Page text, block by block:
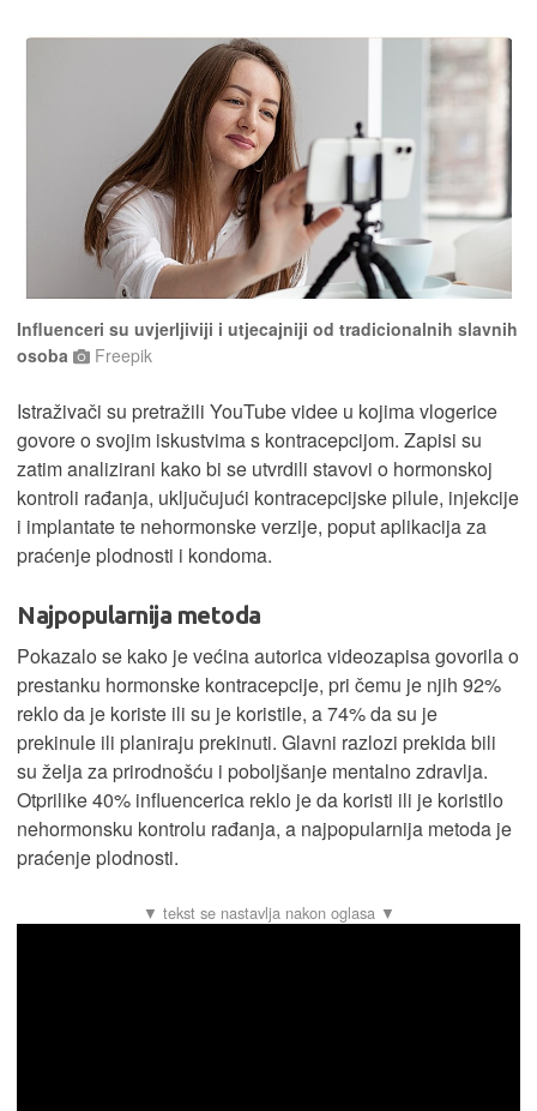
Influenceri su uvjerljiviji i utjecajniji od tradicionalnih slavnih
osoba
Freepik
Istraživači su pretražili YouTube videe u kojima vlogerice
govore o svojim iskustvima s kontracepcijom. Zapisi su
zatim analizirani kako bi se utvrdili stavovi o hormonskoj
kontroli rađanja, uključujući kontracepcijske pilule, injekcije
i implantate te nehormonske verzije, poput aplikacija za
praćenje plodnosti i kondoma.
Najpopularnija metoda
Pokazalo se kako je većina autorica videozapisa govorila o
prestanku hormonske kontracepcije, pri čemu je njih 92%
reklo da je koriste ili su je koristile, a 74% da su je
prekinule ili planiraju prekinuti. Glavni razlozi prekida bili
su želja za prirodnošću i poboljšanje mentalno zdravlja.
Otprilike 40% influencerica reklo je da koristi ili je koristilo
nehormonsku kontrolu rađanja, a najpopularnija metoda je
praćenje plodnosti.